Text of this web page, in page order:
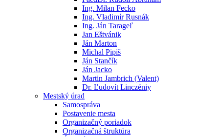
Ing. Milan Fecko
Ing. Vladimír Rusnák
Ing. Ján Tarageľ
Jan Eštvánik
Ján Marton
Michal Pipiš
Ján Stančík
Ján Jacko
Martin Jambrich (Valent)
Dr. Ľudovít Linczéniy
Mestský úrad
Samospráva
Postavenie mesta
Organizačný poriadok
Organizačná štruktúra